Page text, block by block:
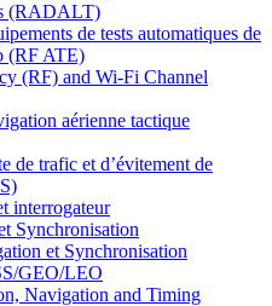
(RADALT)
de tests automatiques de
(RF ATE)
(RF) and Wi-Fi Channel
aérienne tactique
de trafic et d’évitement de
interrogateur
Synchronisation
et Synchronisation
GEO/LEO
Navigation and Timing